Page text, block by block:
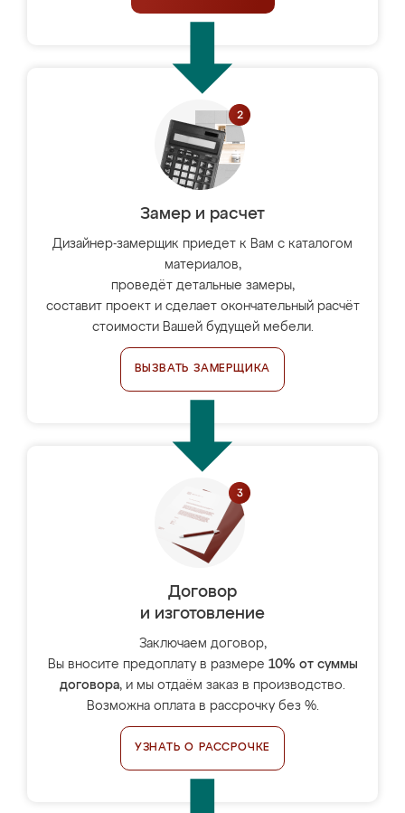
Замер и расчет
Дизайнер-замерщик приедет к Вам с каталогом
материалов,
проведёт детальные замеры,
составит проект и сделает окончательный расчёт
стоимости Вашей будущей мебели.
ВЫЗВАТЬ ЗАМЕРЩИКА
Договор
и изготовление
Заключаем договор,
Вы вносите предоплату в размере 10% от суммы
договора, и мы отдаём заказ в производство.
Возможна оплата в рассрочку без %.
УЗНАТЬ О РАССРОЧКЕ